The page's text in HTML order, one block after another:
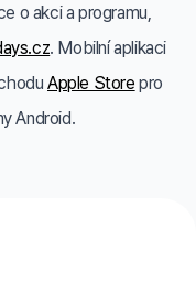
o akci a programu,
. Mobilní aplikaci
Apple Store pro
Android.